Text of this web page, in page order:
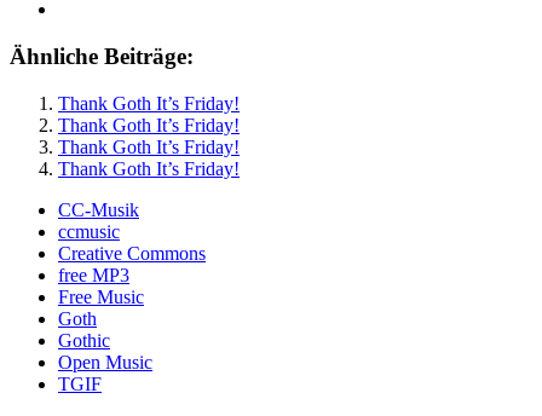
Ähnliche Beiträge:
Thank Goth It’s Friday!
Thank Goth It’s Friday!
Thank Goth It’s Friday!
Thank Goth It’s Friday!
CC-Musik
ccmusic
Creative Commons
free MP3
Free Music
Goth
Gothic
Open Music
TGIF